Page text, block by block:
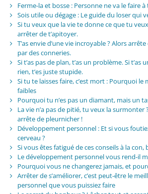
Ferme-la et bosse : Personne ne va le faire à
Sois utile ou dégage : Le guide du loser qui
Si tu veux que la vie te donne ce que tu
arrêter de t’apitoyer.
T’as envie d’une vie incroyable ? Alors
par des conneries.
Si t’as pas de plan, t’as un problème. Si t’as
rien, t’es juste stupide.
Si tu te laisses faire, c’est mort : Pourquoi
faibles
Pourquoi tu n’es pas un diamant, mais un
La vie n’a pas de pitié, tu veux la surmonter
arrête de pleurnicher !
Développement personnel : Et si vous
cerveau ?
Si vous êtes fatigué de ces conseils à la
Le développement personnel vous rend-il
Pourquoi vous ne changerez jamais, et
Arrêter de s’améliorer, c’est peut-être le
personnel que vous puissiez faire